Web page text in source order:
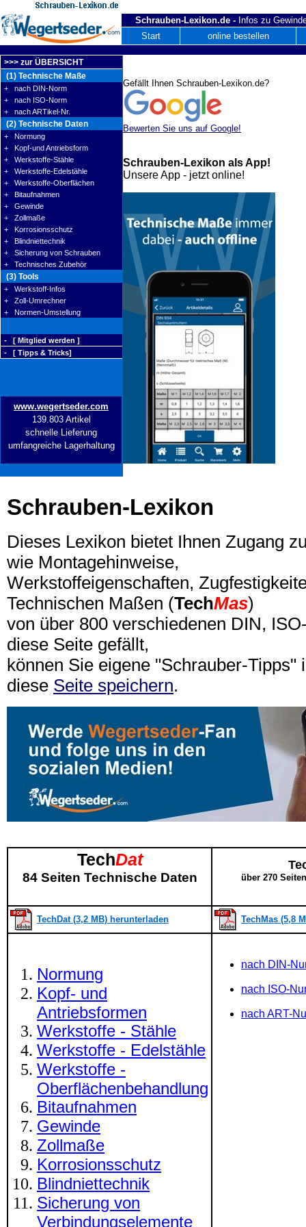
Schrauben-Lexikon.de - Infos zu
Start
online bestellen
>>> zur ÜBERSICHT
(1) Technische Maße
+ nach DIN-Norm
+ nach ISO-Norm
+ nach ARTikel-Nr.
(2) Technische Daten
+ Normung
+ Kopf-und Antriebsform
+ Werkstoffe-Stähle
+ Werkstoffe-Edelstähle
+ Werkstoffe-Oberflächen
+ Bitaufnahmen
+ Gewinde
+ Zollmaße
+ Korrosionsschutz
+ Blindniettechnik
+ Sicherung von Schrauben
+ Technisches Zubehör
(3) Tools
+ Werkstoff-Infos
+ Zoll-Umrechner
+ Normen-Umstellung
- [ Mitglied werden ]
- [ Tipps & Tricks]
www.wegertseder.com
139.803 Artikel
schnelle Lieferung
umfangreiche Lagerhaltung
Schrauben-Lexikon
Dieses Lexikon bietet Ihnen Zugang
wie Montagehinweise,
Werkstoffeigenschaften,
Technischen Maßen (TechMas)
von über 800 verschiedenen DIN,
diese Seite gefällt,
können Sie eigene "Schrauber-Tipps"
diese Seite speichern.
TechDat
84 Seiten Technische Daten über 270
TechDat (3,2 MB) herunterladen TechMas (5,8
Normung
Kopf- und
Antriebsformen
Werkstoffe - Stähle
Werkstoffe - Edelstähle
Werkstoffe -
Oberflächenbehandlung
Bitaufnahmen
Gewinde
Zollmaße
Korrosionsschutz
Blindniettechnik
Sicherung von
Verbindungselemente
nach DIN-
nach ISO-
nach ART-
Gefällt Ihnen Schrauben-Lexikon.de?
Bewerten Sie uns auf Google!
Schrauben-Lexikon als App!
Unsere App - jetzt online!